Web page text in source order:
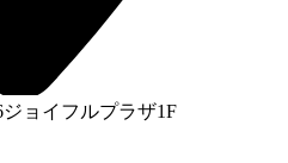
ョイフルプラザ1F